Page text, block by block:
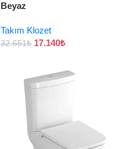
Beyaz
Takım Klozet
32.651₺ 17.140₺